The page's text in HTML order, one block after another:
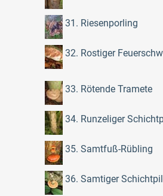
31. Riesenporling
32. Rostiger
33. Rötende Tramete
34. Runzeliger
35. Samtfuß-Rübling
36. Samtiger